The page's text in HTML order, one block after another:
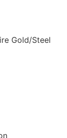
Gold/Steel